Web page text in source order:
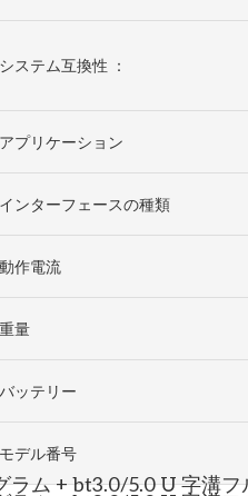
システム互換性 ：
アプリケーション
インターフェースの種類
動作電流
重量
バッテリー
モデル番号